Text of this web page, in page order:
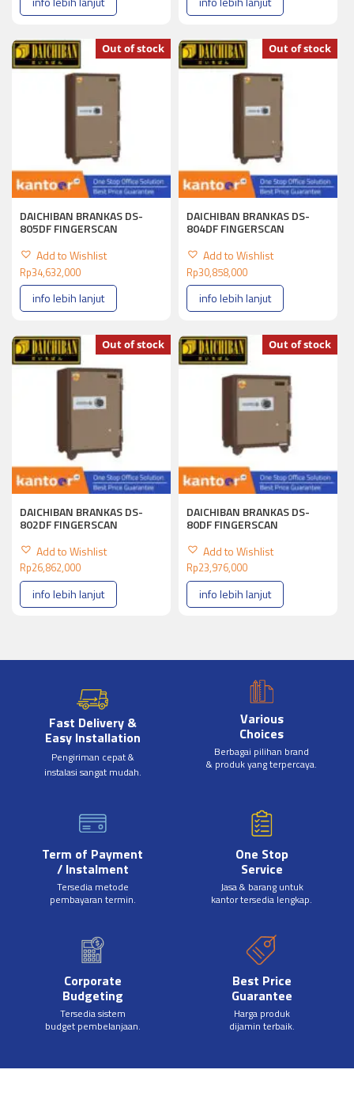
DAICHIBAN BRANKAS DS-
805DF FINGERSCAN
Add to Wishlist
Out of stock
Rp34,632,000
info lebih lanjut
DAICHIBAN BRANKAS DS-
804DF FINGERSCAN
Add to Wishlist
Out of stock
Rp30,858,000
info lebih lanjut
DAICHIBAN BRANKAS DS-
802DF FINGERSCAN
Add to Wishlist
Out of stock
Rp26,862,000
info lebih lanjut
DAICHIBAN BRANKAS DS-
80DF FINGERSCAN
Add to Wishlist
Out of stock
Rp23,976,000
info lebih lanjut
Fast Delivery &
Easy Installation
Pengiriman cepat &
instalasi sangat mudah.
Various
Choices
Berbagai pilihan brand
& produk yang terpercaya.
Term of Payment
/ Instalment
Tersedia metode
pembayaran termin.
One Stop
Service
Jasa & barang untuk
kantor tersedia lengkap.
Corporate
Budgeting
Tersedia sistem
budget pembelanjaan.
Best Price
Guarantee
Harga produk
dijamin terbaik.